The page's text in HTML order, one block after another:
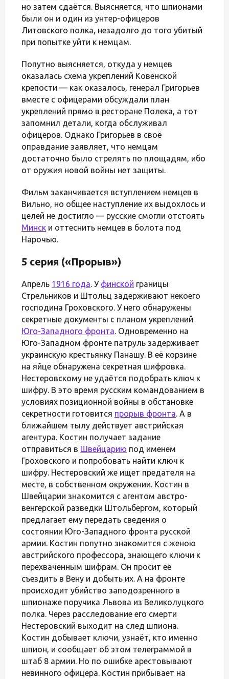
но затем сдаётся. Выясняется, что шпионами
были он и один из унтер-офицеров
Литовского полка, незадолго до того убитый
при попытке уйти к немцам.
Попутно выясняется, откуда у немцев
оказалась схема укреплений Ковенской
крепости — как оказалось, генерал Григорьев
вместе с офицерами обсуждали план
укреплений прямо в ресторане Полека, а тот
запомнил детали, когда обслуживал
офицеров. Однако Григорьев в своё
оправдание заявляет, что немцам
достаточно было стрелять по площадям, ибо
от оружия новой войны нет защиты.
Фильм заканчивается вступлением немцев в
Вильно, но общее наступление их выдохлось и
целей не достигло — русские смогли отстоять
Минск и оттеснить немцев в болота под
Нарочью.
5 серия («Прорыв»)
Апрель 1916 года. У финской границы
Стрельников и Штольц задерживают некоего
господина Гроховского. У него обнаружены
секретные документы с планом укреплений
Юго-Западного фронта. Одновременно на
Юго-Западном фронте патруль задерживает
украинскую крестьянку Панашу. В её корзине
на яйце обнаружена секретная шифровка.
Нестеровскому не удаётся подобрать ключ к
шифру. В это время русским командованием в
условиях позиционной войны в обстановке
секретности готовится прорыв фронта. А в
ближайшем тылу действует австрийская
агентура. Костин получает задание
отправиться в Швейцарию под именем
Гроховского и попробовать найти ключ к
шифру. Нестеровский же ищет предателя на
месте, в собственном окружении. Костин в
Швейцарии знакомится с агентом австро-
венгерской разведки Штольбергом, который
предлагает ему передать сведения о
состоянии Юго-Западного фронта русской
армии. Костин попутно знакомится с женою
австрийского профессора, знающего ключи к
перехваченным шифрам. Он просит её
съездить в Вену и добыть их. А на фронте
происходит убийство заподозренного в
шпионаже поручика Львова из Великолуцкого
полка. Через расследование его смерти
Нестеровский выходит на след шпиона.
Костин добывает ключи, узнаёт, кто именно
шпион, и сообщает об этом телеграммой в
штаб 8 армии. Но по ошибке арестовывают
невинного офицера. Костин прибывает на